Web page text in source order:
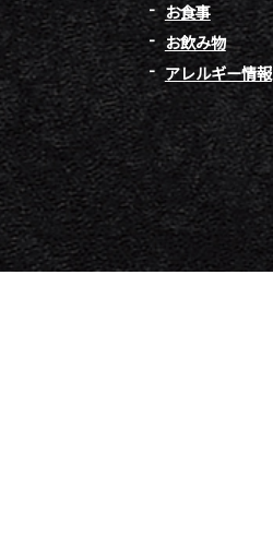
お食事
お飲み物
アレルギー情報